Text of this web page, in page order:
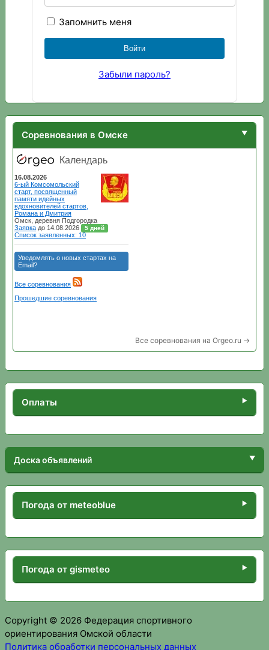
Запомнить меня
Забыли пароль?
Соревнования в Омске
Все соревнования на Orgeo.ru →
Оплаты
Доска объявлений
Погода от meteoblue
Погода от gismeteo
Copyright © 2026 Федерация спортивного
ориентирования Омской области
Политика обработки персональных данных